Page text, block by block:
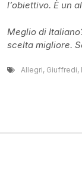
l’obiettivo. È un
Meglio di
scelta migliore.
Allegri, Giuffredi,